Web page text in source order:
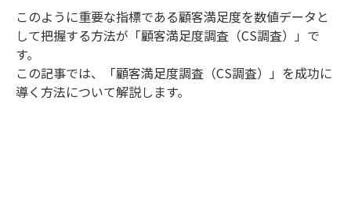
このように重要な指標である顧客満足度を数値データと
して把握する方法が「顧客満足度調査（CS調査）」で
す。
この記事では、「顧客満足度調査（CS調査）」を成功に
導く方法について解説します。